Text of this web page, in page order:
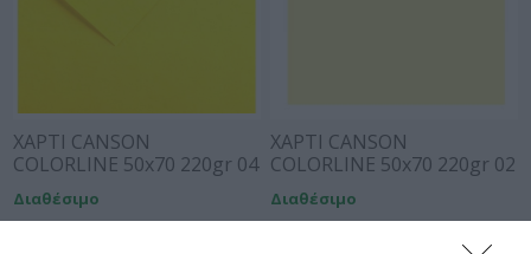
ΧΑΡΤΙ CANSON
COLORLINE 50x70 220gr 04
CANARY YELLOW
Διαθέσιμο
€1,00
ΧΑΡΤΙ CANSON
COLORLINE 50x70 220gr 02
CREAM
Διαθέσιμο
€1,00